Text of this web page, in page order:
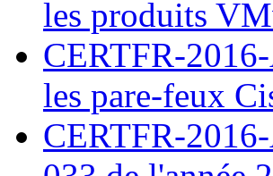
les produits
CERTFR-
les pare-feux
CERTFR-